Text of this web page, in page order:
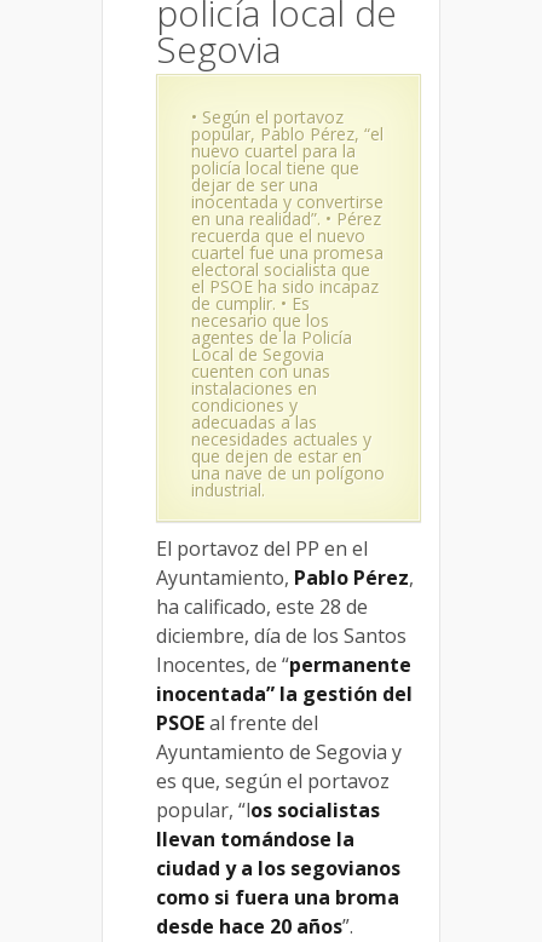
policía local de
Segovia
• Según el portavoz
popular, Pablo Pérez, “el
nuevo cuartel para la
policía local tiene que
dejar de ser una
inocentada y convertirse
en una realidad”. • Pérez
recuerda que el nuevo
cuartel fue una promesa
electoral socialista que
el PSOE ha sido incapaz
de cumplir. • Es
necesario que los
agentes de la Policía
Local de Segovia
cuenten con unas
instalaciones en
condiciones y
adecuadas a las
necesidades actuales y
que dejen de estar en
una nave de un polígono
industrial.
El portavoz del PP en el
Ayuntamiento, Pablo Pérez,
ha calificado, este 28 de
diciembre, día de los Santos
Inocentes, de “permanente
inocentada” la gestión del
PSOEal frente del
Ayuntamiento de Segovia y
es que, según el portavoz
popular, “los socialistas
llevan tomándose la
ciudad y a los segovianos
como si fuera una broma
desde hace 20 años”.